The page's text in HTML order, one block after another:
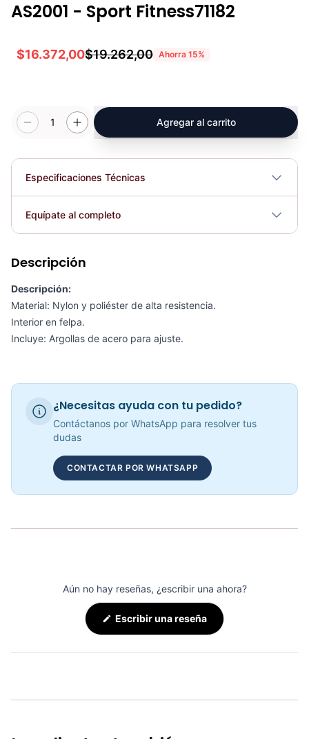
AS2001 - Sport Fitness71182
$16.372,00$19.262,00 Ahorra 15%
1 Agregar al carrito
Especificaciones Técnicas
Plegable No
Equípate al completo
COP 10,629.00
Descripción
Descripción:
Material: Nylon y poliéster de alta resistencia.
Interior en felpa.
Incluye: Argollas de acero para ajuste.
¿Necesitas ayuda con tu pedido?
Contáctanos por WhatsApp para resolver tus
dudas
CONTACTAR POR WHATSAPP
Aún no hay reseñas, ¿escribir una ahora?
Escribir una reseña(Se
abre
en
nueva